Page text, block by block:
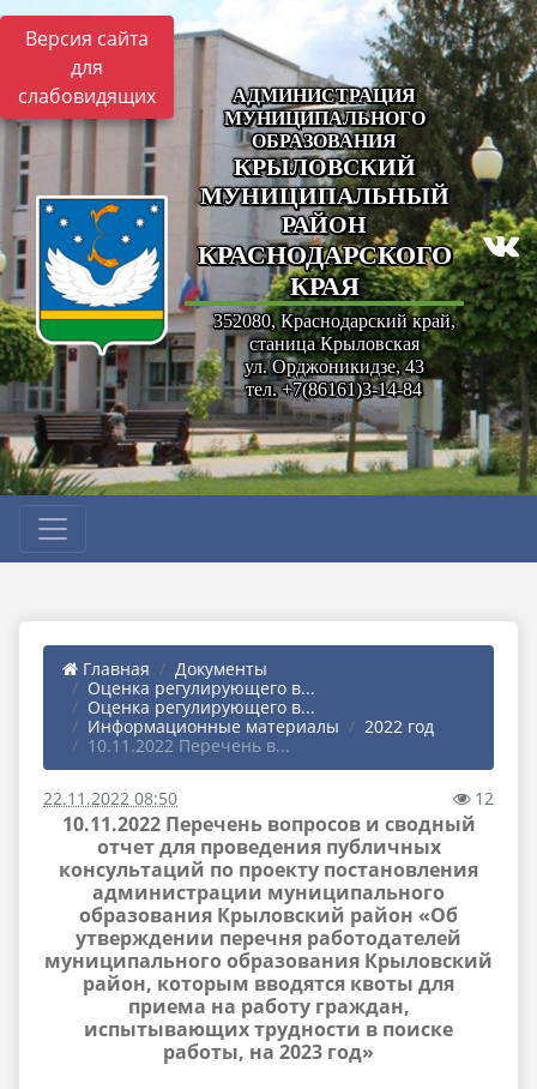
Версия сайта
для
слабовидящих
АДМИНИСТРАЦИЯ
МУНИЦИПАЛЬНОГО
ОБРАЗОВАНИЯ
КРЫЛОВСКИЙ
МУНИЦИПАЛЬНЫЙ
РАЙОН
КРАСНОДАРСКОГО
КРАЯ
352080, Краснодарский край,
станица Крыловская
ул. Орджоникидзе, 43
тел. +7(86161)3-14-84
Главная
Документы
Оценка регулирующего в...
Оценка регулирующего в...
Информационные материалы
2022 год
10.11.2022 Перечень в...
22.11.2022 08:50 12
10.11.2022 Перечень вопросов и сводный
отчет для проведения публичных
консультаций по проекту постановления
администрации муниципального
образования Крыловский район «Об
утверждении перечня работодателей
муниципального образования Крыловский
район, которым вводятся квоты для
приема на работу граждан,
испытывающих трудности в поиске
работы, на 2023 год»